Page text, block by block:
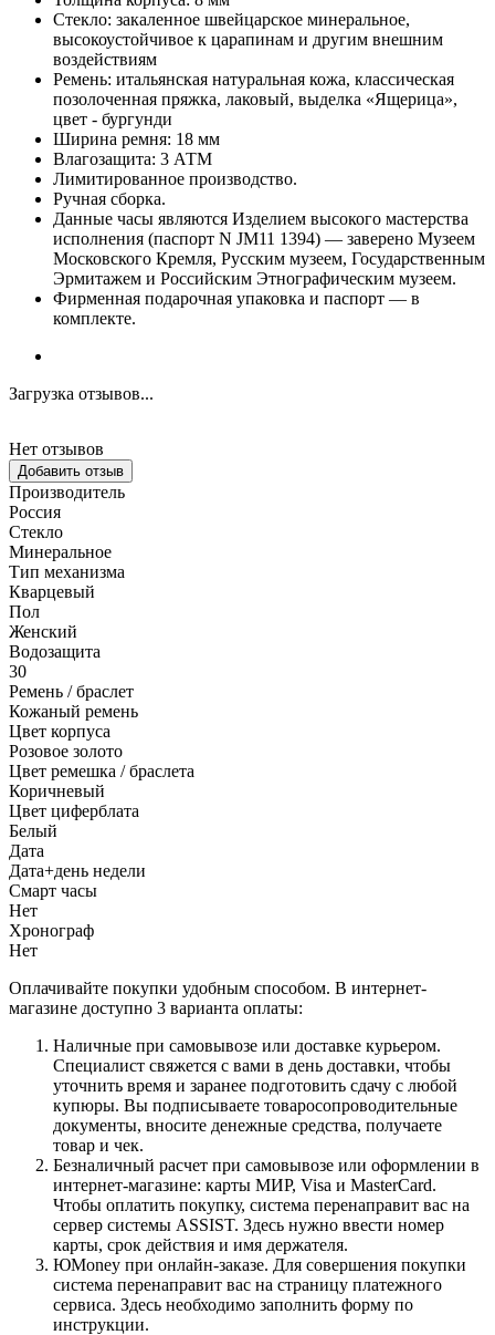
Стекло: закаленное швейцарское минеральное,
высокоустойчивое к царапинам и другим внешним
воздействиям
Ремень: итальянская натуральная кожа, классическая
позолоченная пряжка, лаковый, выделка «Ящерица»,
цвет - бургунди
Ширина ремня: 18 мм
Влагозащита: 3 АТМ
Лимитированное производство.
Ручная сборка.
Данные часы являются Изделием высокого мастерства
исполнения (паспорт N JM11 1394) — заверено Музеем
Московского Кремля, Русским музеем, Государственным
Эрмитажем и Российским Этнографическим музеем.
Фирменная подарочная упаковка и паспорт — в
комплекте.
Загрузка отзывов...
Нет отзывов
Добавить отзыв
Производитель
Россия
Стекло
Минеральное
Тип механизма
Кварцевый
Пол
Женский
Водозащита
30
Ремень / браслет
Кожаный ремень
Цвет корпуса
Розовое золото
Цвет ремешка / браслета
Коричневый
Цвет циферблата
Белый
Дата
Дата+день недели
Смарт часы
Нет
Хронограф
Нет
Оплачивайте покупки удобным способом. В интернет-
магазине доступно 3 варианта оплаты:
Наличные при самовывозе или доставке курьером.
Специалист свяжется с вами в день доставки, чтобы
уточнить время и заранее подготовить сдачу с любой
купюры. Вы подписываете товаросопроводительные
документы, вносите денежные средства, получаете
товар и чек.
Безналичный расчет при самовывозе или оформлении в
интернет-магазине: карты МИР, Visa и MasterCard.
Чтобы оплатить покупку, система перенаправит вас на
сервер системы ASSIST. Здесь нужно ввести номер
карты, срок действия и имя держателя.
ЮMoney при онлайн-заказе. Для совершения покупки
система перенаправит вас на страницу платежного
сервиса. Здесь необходимо заполнить форму по
инструкции.